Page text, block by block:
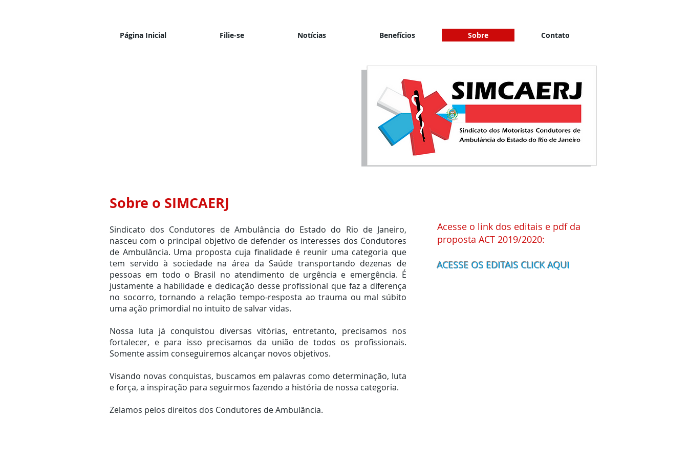
Página Inicial Filie-se Notícias Benefícios Sobre Contato
Sobre o SIMCAERJ
Sindicato dos Condutores de Ambulância do Estado do Rio de Janeiro,
nasceu com o principal objetivo de defender os interesses dos Condutores
de Ambulância. Uma proposta cuja finalidade é reunir uma categoria que
tem servido à sociedade na área da Saúde transportando dezenas de
pessoas em todo o Brasil no atendimento de urgência e emergência. É
justamente a habilidade e dedicação desse profissional que faz a diferença
no socorro, tornando a relação tempo-resposta ao trauma ou mal súbito
uma ação primordial no intuito de salvar vidas.
Nossa luta já conquistou diversas vitórias, entretanto, precisamos nos
fortalecer, e para isso precisamos da união de todos os profissionais.
Somente assim conseguiremos alcançar novos objetivos.
Visando novas conquistas, buscamos em palavras como determinação, luta
e força, a inspiração para seguirmos fazendo a história de nossa categoria.
Zelamos pelos direitos dos Condutores de Ambulância.
Acesse o link dos editais e pdf da
proposta ACT 2019/2020:
ACESSE OS EDITAIS CLICK AQUI